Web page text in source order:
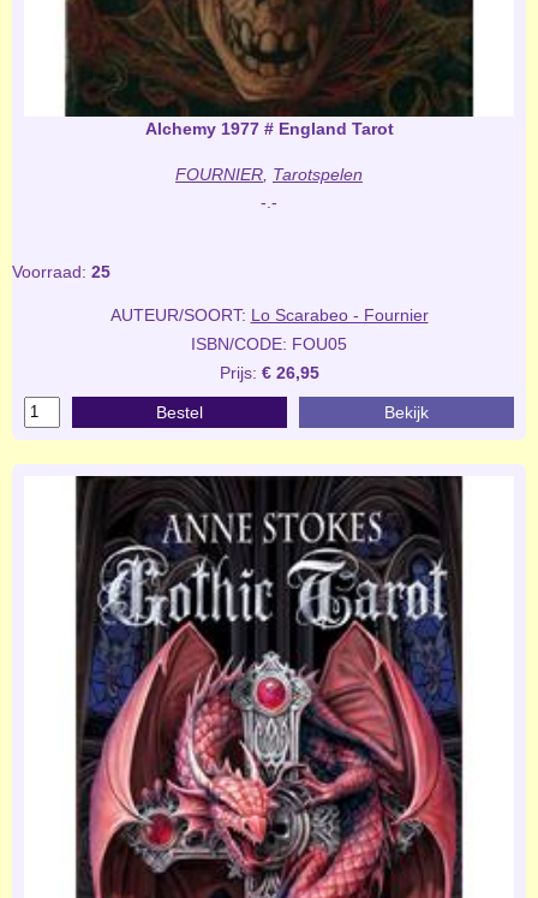
Alchemy 1977 # England Tarot
FOURNIER Tarotspelen
-.-
Voorraad: 25
AUTEUR/SOORT: Lo Scarabeo - Fournier
ISBN/CODE: FOU05
Prijs: € 26,95
Bestel Bekijk